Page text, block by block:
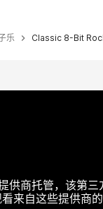
乐 Classic 8-Bit
供商托管，该第
来自这些提供商